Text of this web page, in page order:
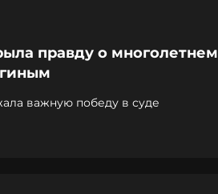
правду о многолетнем
важную победу в суде